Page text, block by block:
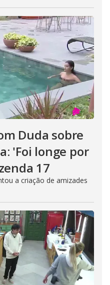
Duda sobre
'Foi longe por
17
a criação de amizades